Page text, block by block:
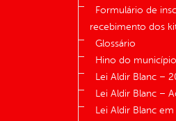
Formulário de
recebimento dos
Glossário
Hino do município
Lei Aldir Blanc –
Lei Aldir Blanc –
Lei Aldir Blanc